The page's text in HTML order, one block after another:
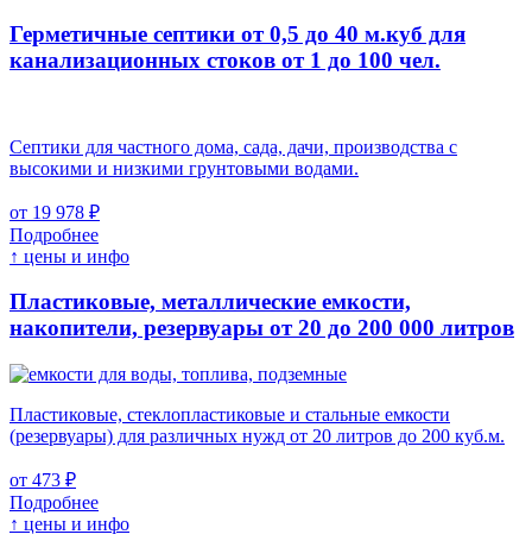
Герметичные септики от 0,5 до 40 м.куб для
канализационных стоков от 1 до 100 чел.
Септики для частного дома, сада, дачи, производства с
высокими и низкими грунтовыми водами.
от 19 978 ₽
Подробнее
↑ цены и инфо
Пластиковые, металлические емкости,
накопители, резервуары от 20 до 200 000 литров
Пластиковые, стеклопластиковые и стальные емкости
(резервуары) для различных нужд от 20 литров до 200 куб.м.
от 473 ₽
Подробнее
↑ цены и инфо